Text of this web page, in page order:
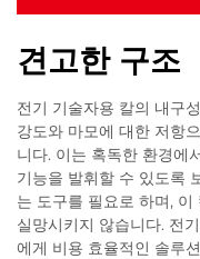
견고한 구조
전기 기술자용 칼의 내구
강도와 마모에 대한 저항
니다. 이는 혹독한 환경에
기능을 발휘할 수 있도록
는 도구를 필요로 하며,
실망시키지 않습니다. 전
에게 비용 효율적인 솔루